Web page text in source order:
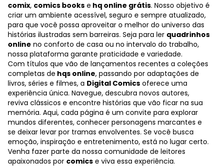
criaturas. Escola do Pavor flerta com a comédia,
aventura e terror. Um quadrinho perfeito para todas
as idades, com capa de Rick Alves e guarda por Yuri
Perkowski.
comix, comics books e hq online grátis. Nosso objetivo é
criar um ambiente acessível, seguro e sempre atualizado,
para que você possa aproveitar o melhor do universo das
histórias ilustradas sem barreiras. Seja para ler quadrinhos
online no conforto de casa ou no intervalo do trabalho,
nossa plataforma garante praticidade e variedade.
Com títulos que vão de lançamentos recentes a coleções
completas de hqs online, passando por adaptações de
livros, séries e filmes, a Digital Comics oferece uma
experiência única. Navegue, descubra novos autores,
reviva clássicos e encontre histórias que vão ficar na sua
memória. Aqui, cada página é um convite para explorar
mundos diferentes, conhecer personagens marcantes e
se deixar levar por tramas envolventes. Se você busca
emoção, inspiração e entretenimento, está no lugar certo.
Venha fazer parte da nossa comunidade de leitores
apaixonados por comics e viva essa experiência.